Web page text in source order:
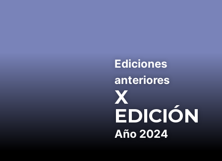
Ediciones
anteriores
X
EDICIÓN
Año 2024